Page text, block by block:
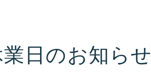
日のお知らせ